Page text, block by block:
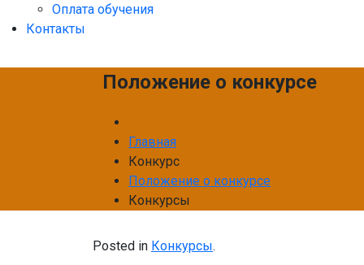
Оплата обучения
Контакты
Положение о конкурсе
Главная
Конкурс
Положение о конкурсе
Конкурсы
Posted in Конкурсы.